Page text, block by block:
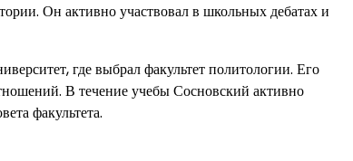
Он активно участвовал в школьных дебатах и
где выбрал факультет политологии. Его
В течение учебы Сосновский активно
факультета.